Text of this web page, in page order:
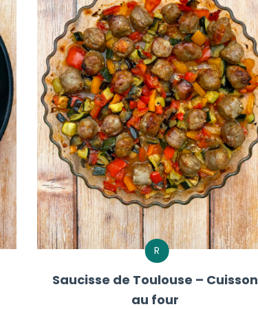
R
Saucisse de Toulouse – Cuisson
au four